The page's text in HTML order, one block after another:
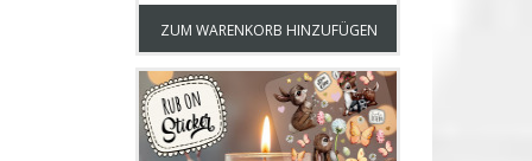
ZUM WARENKORB HINZUFÜGEN